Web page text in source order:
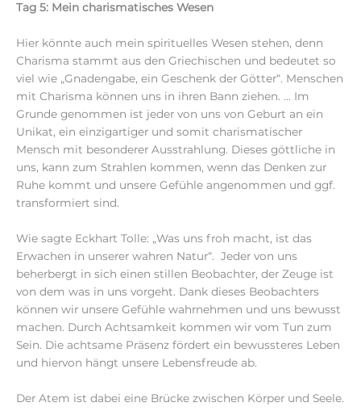
Tag 5: Mein charismatisches Wesen
Hier könnte auch mein spirituelles Wesen stehen, denn
Charisma stammt aus den Griechischen und bedeutet so
viel wie „Gnadengabe, ein Geschenk der Götter“. Menschen
mit Charisma können uns in ihren Bann ziehen. … Im
Grunde genommen ist jeder von uns von Geburt an ein
Unikat, ein einzigartiger und somit charismatischer
Mensch mit besonderer Ausstrahlung. Dieses göttliche in
uns, kann zum Strahlen kommen, wenn das Denken zur
Ruhe kommt und unsere Gefühle angenommen und ggf.
transformiert sind.
Wie sagte Eckhart Tolle: „Was uns froh macht, ist das
Erwachen in unserer wahren Natur“. Jeder von uns
beherbergt in sich einen stillen Beobachter, der Zeuge ist
von dem was in uns vorgeht. Dank dieses Beobachters
können wir unsere Gefühle wahrnehmen und uns bewusst
machen. Durch Achtsamkeit kommen wir vom Tun zum
Sein. Die achtsame Präsenz fördert ein bewussteres Leben
und hiervon hängt unsere Lebensfreude ab.
Der Atem ist dabei eine Brücke zwischen Körper und Seele.